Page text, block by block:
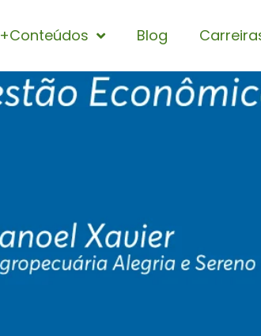
+Conteúdos Blog